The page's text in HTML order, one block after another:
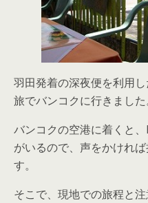
羽田発着の深夜便を利用
旅でバンコクに行きました
バンコクの空港に着くと
がいるので、声をかけれ
す。
そこで、現地での旅程と